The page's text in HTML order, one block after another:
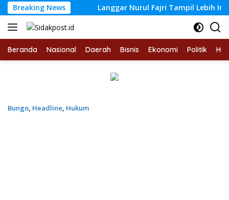
Langsung
ke
konten
Breaking NewsLanggar Nurul Fajri Tampil Lebih Indah dan
Beranda Nasional Daerah Bisnis Ekonomi Politik
Bungo, Headline, Hukum